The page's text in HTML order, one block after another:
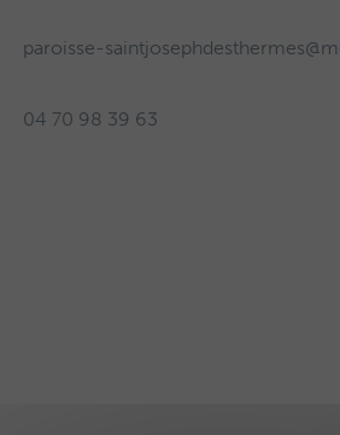
paroisse-
04 70 98 39 63